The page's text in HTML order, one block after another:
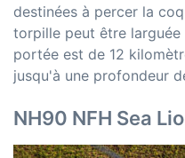
destinées à percer la
torpille peut être
portée est de 12
jusqu'à une profondeur
NH90 NFH Sea